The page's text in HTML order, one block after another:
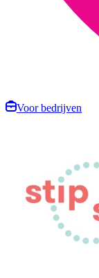
Voor bedrijven